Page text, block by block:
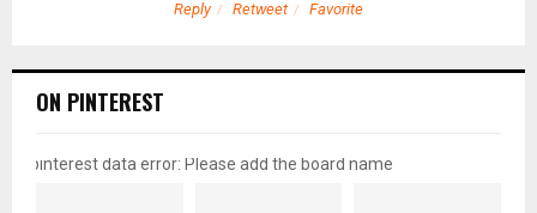
Reply Retweet Favorite
ON PINTEREST
pinterest data error: Please add the board name